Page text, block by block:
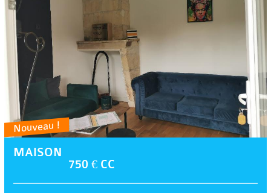
Nouveau !
MAISON
750 € CC